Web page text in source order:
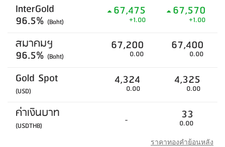
InterGold
96.5% (Baht)
67,475
+1.00
67,570
+1.00
สมาคมฯ
96.5% (Baht)
67,200
0.00
67,400
0.00
Gold Spot
(USD)
4,324
0.00
4,325
0.00
ค่าเงินบาท
(USDTHB) - 33
0.00
ราคาทองคำย้อนหลัง